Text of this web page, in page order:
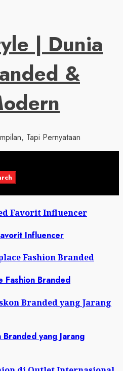
| Dunia
&
Tapi Pernyataan
Influencer
Fashion Branded
yang Jarang